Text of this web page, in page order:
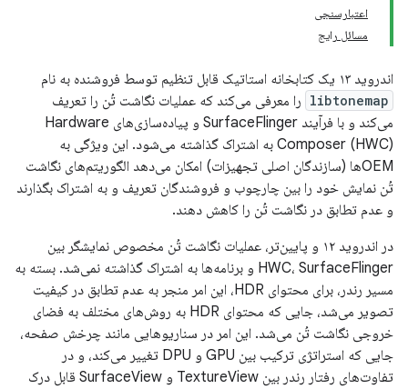
اعتبارسنجی
مسائل رایج
اندروید ۱۳ یک کتابخانه استاتیک قابل تنظیم توسط فروشنده به نام
libtonemap را معرفی می‌کند که عملیات نگاشت تُن را تعریف
می‌کند و با فرآیند SurfaceFlinger و پیاده‌سازی‌های Hardware
Composer (HWC) به اشتراک گذاشته می‌شود. این ویژگی به
OEMها (سازندگان اصلی تجهیزات) امکان می‌دهد الگوریتم‌های نگاشت
تُن نمایش خود را بین چارچوب و فروشندگان تعریف و به اشتراک بگذارند
و عدم تطابق در نگاشت تُن را کاهش دهند.
در اندروید ۱۲ و پایین‌تر، عملیات نگاشت تُن مخصوص نمایشگر بین
HWC، SurfaceFlinger و برنامه‌ها به اشتراک گذاشته نمی‌شد. بسته به
مسیر رندر، برای محتوای HDR، این امر منجر به عدم تطابق در کیفیت
تصویر می‌شد، جایی که محتوای HDR به روش‌های مختلف به فضای
خروجی نگاشت تُن می‌شد. این امر در سناریوهایی مانند چرخش صفحه،
جایی که استراتژی ترکیب بین GPU و DPU تغییر می‌کند، و در
تفاوت‌های رفتار رندر بین TextureView و SurfaceView قابل درک